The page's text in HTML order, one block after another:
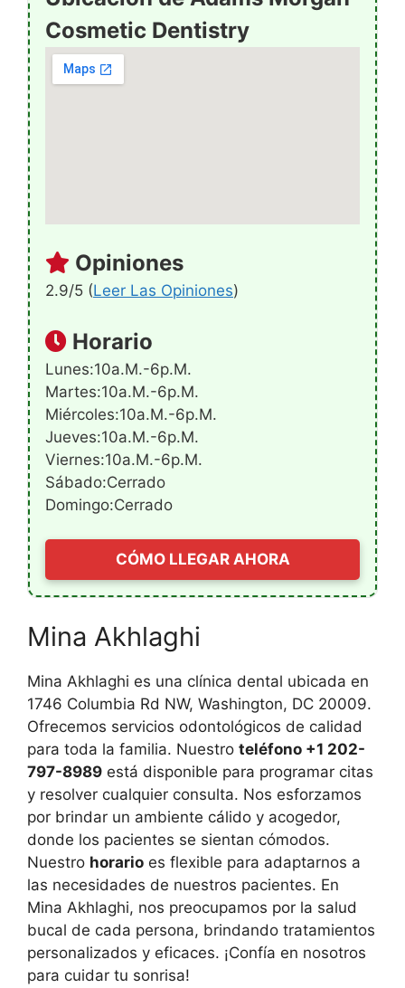
Cosmetic Dentistry
Opiniones
2.9/5 (Leer Las Opiniones)
Horario
Lunes:10a.m.-6p.m.
Martes:10a.m.-6p.m.
Miércoles:10a.m.-6p.m.
Jueves:10a.m.-6p.m.
Viernes:10a.m.-6p.m.
Sábado:Cerrado
Domingo:Cerrado
CÓMO LLEGAR AHORA
Mina Akhlaghi
Mina Akhlaghi es una clínica dental ubicada en
1746 Columbia Rd NW, Washington, DC 20009.
Ofrecemos servicios odontológicos de calidad
para toda la familia. Nuestro teléfono +1 202-
797-8989 está disponible para programar citas
y resolver cualquier consulta. Nos esforzamos
por brindar un ambiente cálido y acogedor,
donde los pacientes se sientan cómodos.
Nuestro horario es flexible para adaptarnos a
las necesidades de nuestros pacientes. En
Mina Akhlaghi, nos preocupamos por la salud
bucal de cada persona, brindando tratamientos
personalizados y eficaces. ¡Confía en nosotros
para cuidar tu sonrisa!